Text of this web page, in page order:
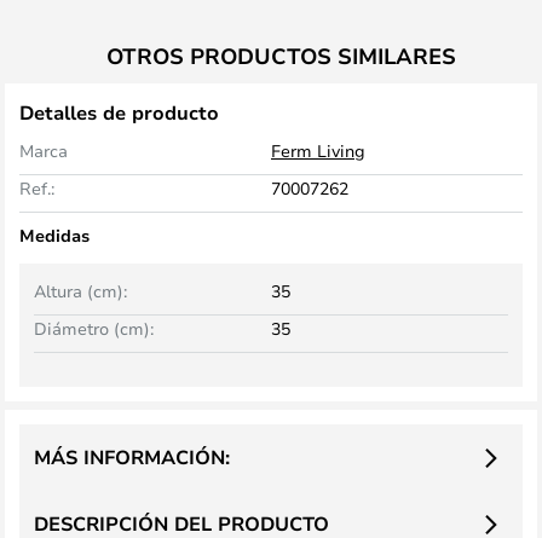
OTROS PRODUCTOS SIMILARES
Detalles de producto
Marca
Ferm Living
Ref.:
70007262
Medidas
Altura (cm):
35
Diámetro (cm):
35
DESCRIPCIÓN DEL PRODUCTO
MÁS INFORMACIÓN: